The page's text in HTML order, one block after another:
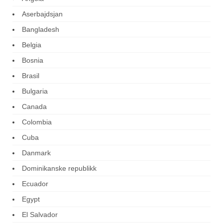
Aserbajdsjan
Bangladesh
Belgia
Bosnia
Brasil
Bulgaria
Canada
Colombia
Cuba
Danmark
Dominikanske republikk
Ecuador
Egypt
El Salvador